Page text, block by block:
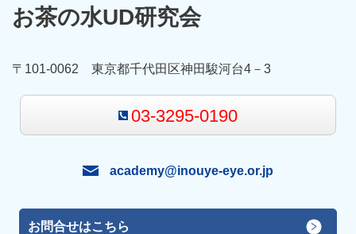
お茶の水UD研究会
〒101-0062 東京都千代田区神田駿河台4－3
03-3295-0190
academy@inouye-eye.or.jp
お問合せはこちら